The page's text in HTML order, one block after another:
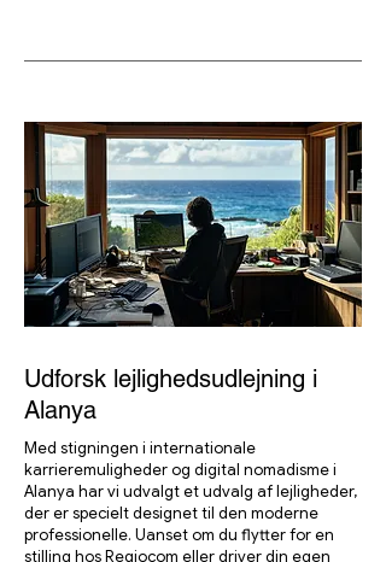
Udforsk lejlighedsudlejning i
Alanya
Med stigningen i internationale
karrieremuligheder og digital nomadisme i
Alanya har vi udvalgt et udvalg af lejligheder,
der er specielt designet til den moderne
professionelle. Uanset om du flytter for en
stilling hos Regiocom eller driver din egen